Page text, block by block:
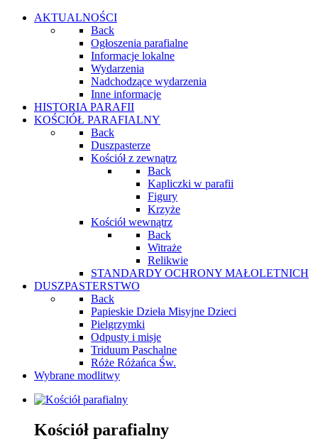
AKTUALNOŚCI
Back
Ogłoszenia parafialne
Informacje lokalne
Wydarzenia
Nadchodzące wydarzenia
Inne informacje
HISTORIA PARAFII
KOŚCIÓŁ PARAFIALNY
Back
Duszpasterze
Kościół z zewnątrz
Back
Kapliczki w parafii
Figury
Krzyże
Kościół wewnątrz
Back
Witraże
Relikwie
STANDARDY OCHRONY MAŁOLETNICH
DUSZPASTERSTWO
Back
Papieskie Dzieła Misyjne Dzieci
Pielgrzymki
Odpusty i misje
Triduum Paschalne
Róże Różańca Św.
Wybrane modlitwy
Kościół parafialny